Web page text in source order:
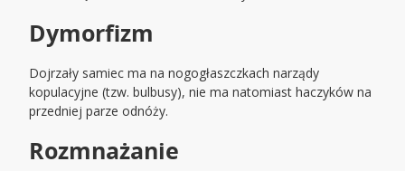
Dymorfizm
Dojrzały samiec ma na nogogłaszczkach narządy
kopulacyjne (tzw. bulbusy), nie ma natomiast haczyków na
przedniej parze odnóży.
Rozmnażanie